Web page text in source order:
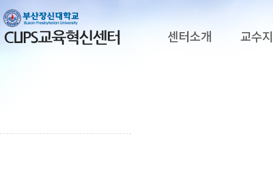
센터소개 교수